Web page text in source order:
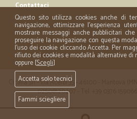
Contattaci
Cicalia srl - via Acerbi 35 - 46100 - Mantova
02508120207 - Tel. +39 0376
Questo sito utilizza cookies anche di
navigazione, ottimizzare l'esperienza
mostrare messaggi anche pubblicitari
proseguire la navigazione con questa
l'uso dei cookie cliccando Accetta. Per
rifiuto dei cookies e modalità alternative di
oppure [Scegli]
Accetta solo tecnici
Fammi sciegliere